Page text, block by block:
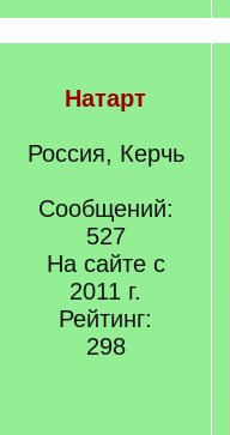
Натарт
Россия, Керчь
Сообщений:
527
На сайте с
2011 г.
Рейтинг:
298